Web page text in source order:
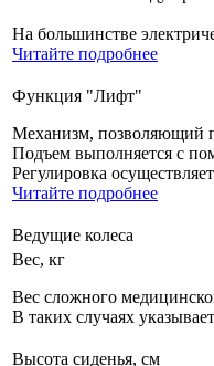
На большинстве
Читайте подробнее
Функция "Лифт"
Механизм, позволяющий
Подъем выполняется с
Регулировка
Читайте подробнее
Ведущие колеса
Вес, кг
Вес сложного
В таких случаях
Высота сиденья, см